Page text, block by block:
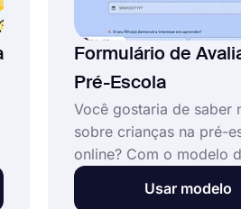
Formulário de
Pré-Escola
Você gostaria de saber
sobre crianças na pré-
online? Com o modelo
formulário de avaliação
escola, você aprende
Usar modelo